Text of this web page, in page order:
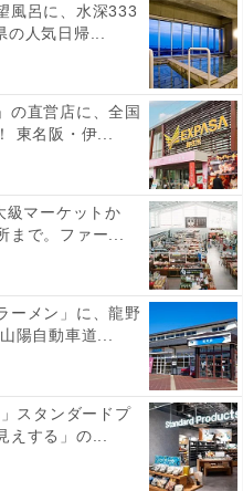
風呂に、水深333
人気日帰...
の直営店に、全国
東名阪・伊...
級マーケットか
まで。ファー...
ーメン」に、龍野
陽自動車道...
スタンダードプ
えする」の...